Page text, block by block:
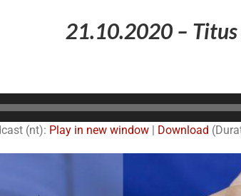
21.10.2020 –
(nt): Play in new window| Download